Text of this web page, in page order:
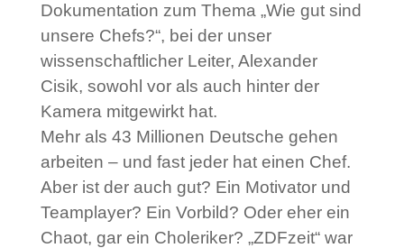
Dokumentation zum Thema „Wie gut sind
unsere Chefs?“, bei der unser
wissenschaftlicher Leiter, Alexander
Cisik, sowohl vor als auch hinter der
Kamera mitgewirkt hat.
Mehr als 43 Millionen Deutsche gehen
arbeiten – und fast jeder hat einen Chef.
Aber ist der auch gut? Ein Motivator und
Teamplayer? Ein Vorbild? Oder eher ein
Chaot, gar ein Choleriker? „ZDFzeit“ war